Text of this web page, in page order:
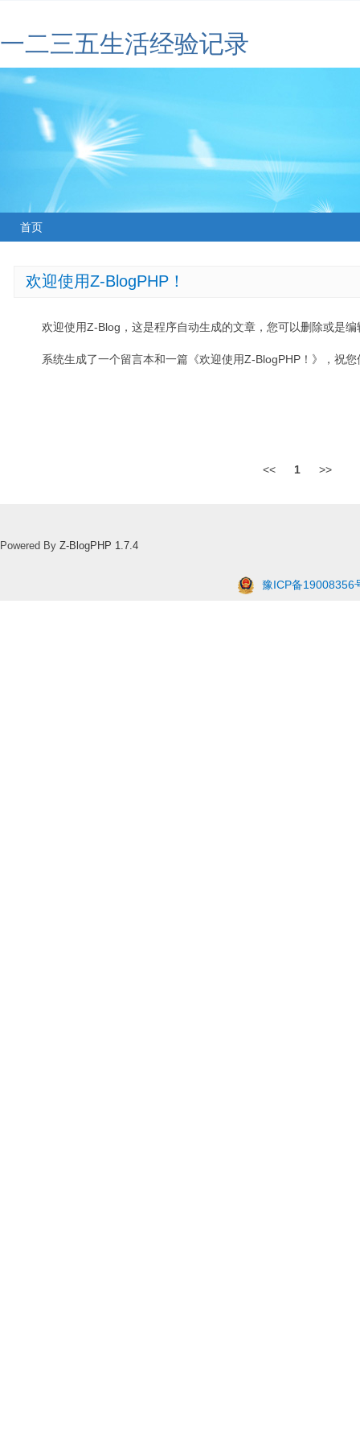
一二三五生活经验记录
首页
欢迎使用Z-BlogPHP！
欢迎使用Z-Blog，这是程序自动生成的文章，您可以删除或是编
系统生成了一个留言本和一篇《欢迎使用Z-BlogPHP！》，祝
<< 1 >>
Powered By Z-BlogPHP 1.7.4
豫ICP备19008356